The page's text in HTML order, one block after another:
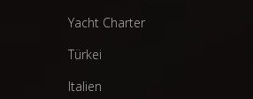
Yacht Charter
Türkei
Italien